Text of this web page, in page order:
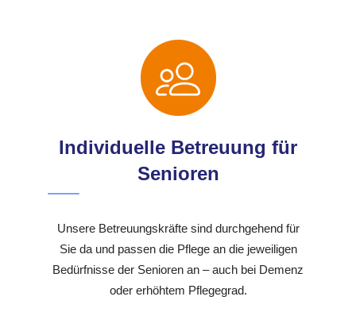
Individuelle Betreuung für
Senioren
Unsere Betreuungskräfte sind durchgehend für
Sie da und passen die Pflege an die jeweiligen
Bedürfnisse der Senioren an – auch bei Demenz
oder erhöhtem Pflegegrad.